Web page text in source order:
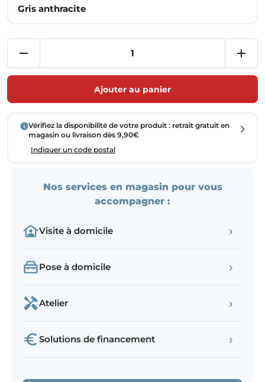
Gris anthracite
Ajouter au panier
Vérifiez la disponibilité de votre produit : retrait gratuit en
magasin ou livraison dès 9,90€
Indiquer un code postal
Nos services en magasin pour vous
accompagner :
Visite à domicile ›
Pose à domicile ›
Atelier ›
Solutions de financement ›